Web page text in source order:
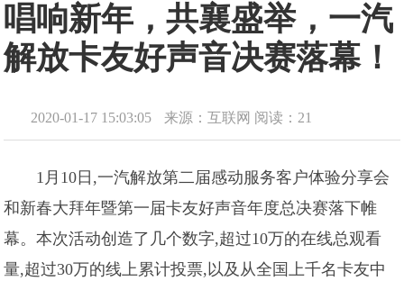
唱响新年，共襄盛举，一汽
解放卡友好声音决赛落幕！
2020-01-17 15:03:05 来源：互联网 阅读：21
1月10日,一汽解放第二届感动服务客户体验分享会
和新春大拜年暨第一届卡友好声音年度总决赛落下帷
幕。本次活动创造了几个数字,超过10万的在线总观看
量,超过30万的线上累计投票,以及从全国上千名卡友中